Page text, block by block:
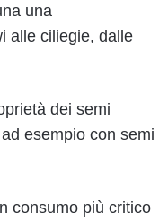
una
alle ciliegie, dalle
dei semi
esempio con semi
consumo più critico